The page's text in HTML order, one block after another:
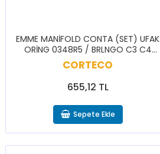
EMME MANİFOLD CONTA (SET) UFAK
ORİNG 0348R5 / BRLNGO C3 C4
CELYSEE 206 207 208 301 307 308
PRTNR
CORTECO
655,12 TL
Sepete Ekle